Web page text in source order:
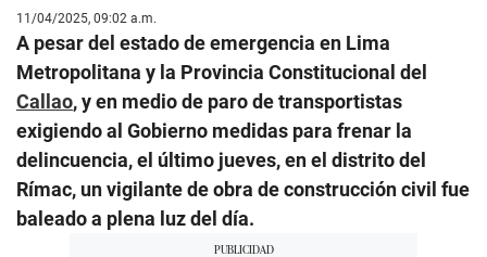
11/04/2025, 09:02 a.m.
A pesar del estado de emergencia en Lima
Metropolitana y la Provincia Constitucional del
Callao, y en medio de paro de transportistas
exigiendo al Gobierno medidas para frenar la
delincuencia, el último jueves, en el distrito del
Rímac, un vigilante de obra de construcción civil fue
baleado a plena luz del día.